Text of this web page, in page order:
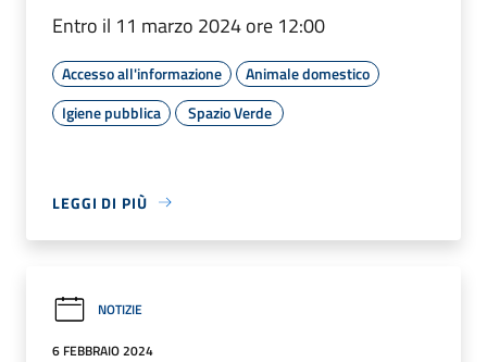
Entro il 11 marzo 2024 ore 12:00
Accesso all'informazione
Animale domestico
Igiene pubblica
Spazio Verde
LEGGI DI PIÙ
NOTIZIE
6 FEBBRAIO 2024